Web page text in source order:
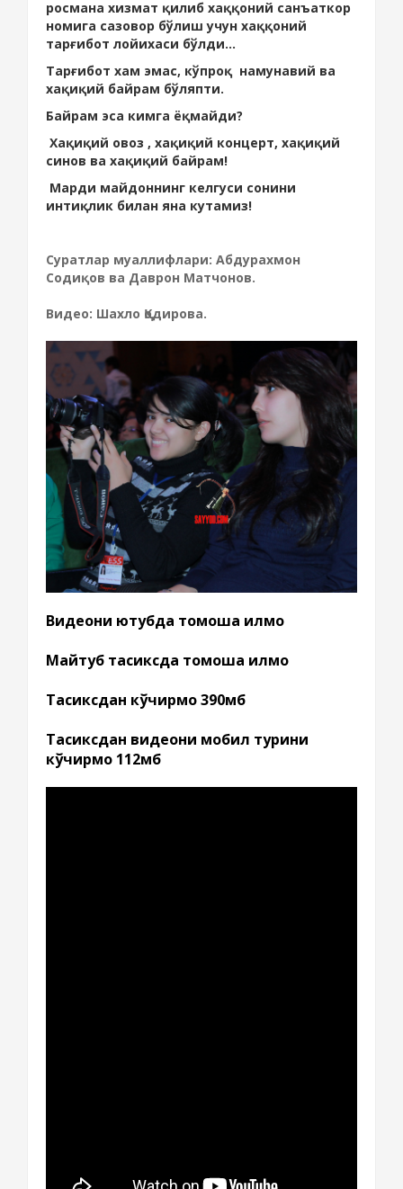
росмана хизмат қилиб хаққоний санъаткор
номига сазовор бўлиш учун хаққоний
тарғибот лойихаси бўлди...
Тарғибот хам эмас, кўпроқ намунавий ва
хақиқий байрам бўляпти.
Байрам эса кимга ёқмайди?
Хақиқий овоз , хақиқий концерт, хақиқий
синов ва хақиқий байрам!
Марди майдоннинг келгуси сонини
интиқлик билан яна кутамиз!
Суратлар муаллифлари: Абдурахмон
Содиқов ва Даврон Матчонов.
Видео: Шахло Қодирова.
Видеони ютубда томоша қилмоқ
Майтуб тасиксда томоша қилмоқ
Тасиксдан кўчирмоқ 390мб
Тасиксдан видеони мобил турини
кўчирмоқ 112мб